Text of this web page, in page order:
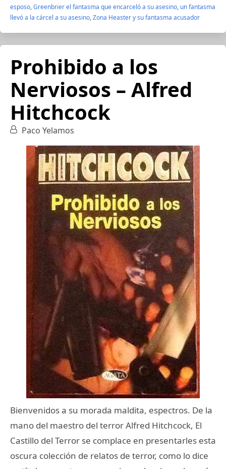
esposo,Greenbrier el fantasma que encarceló a su asesino, un fantasma
llevó a la cárcel a su asesino,Zona Heaster y su fantasma acusador
Prohibido a los
Nerviosos – Alfred
Hitchcock
Paco Yelamos
Bienvenidos a su morada maldita, espectros. De la
mano del maestro del terror Alfred Hitchcock, El
Castillo del Terror se complace en presentarles esta
oscura colección de relatos de terror, como lo dice